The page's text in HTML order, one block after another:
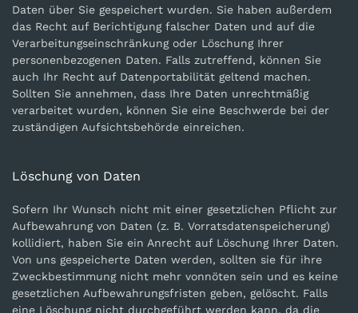
Daten über Sie gespeichert wurden. Sie haben außerdem
das Recht auf Berichtigung falscher Daten und auf die
Verarbeitungseinschränkung oder Löschung Ihrer
personenbezogenen Daten. Falls zutreffend, können Sie
auch Ihr Recht auf Datenportabilität geltend machen.
Sollten Sie annehmen, dass Ihre Daten unrechtmäßig
verarbeitet wurden, können Sie eine Beschwerde bei der
zuständigen Aufsichtsbehörde einreichen.
Löschung von Daten
Sofern Ihr Wunsch nicht mit einer gesetzlichen Pflicht zur
Aufbewahrung von Daten (z. B. Vorratsdatenspeicherung)
kollidiert, haben Sie ein Anrecht auf Löschung Ihrer Daten.
Von uns gespeicherte Daten werden, sollten sie für ihre
Zweckbestimmung nicht mehr vonnöten sein und es keine
gesetzlichen Aufbewahrungsfristen geben, gelöscht. Falls
eine Löschung nicht durchgeführt werden kann, da die